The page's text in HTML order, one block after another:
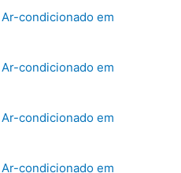
condicionado em
condicionado em
condicionado em
condicionado em